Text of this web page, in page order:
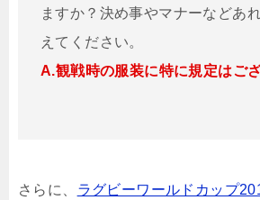
ますか？決め事やマナーなどあ
えてください。
A.観戦時の服装に特に規定はご
さらに、 ラグビーワールドカップ